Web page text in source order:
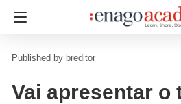
breditor
Vai apresentar o